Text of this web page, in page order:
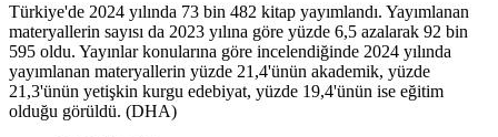
Türkiye'de 2024 yılında 73 bin 482 kitap yayımlandı. Yayımlanan
materyallerin sayısı da 2023 yılına göre yüzde 6,5 azalarak 92 bin
595 oldu. Yayınlar konularına göre incelendiğinde 2024 yılında
yayımlanan materyallerin yüzde 21,4'ünün akademik, yüzde
21,3'ünün yetişkin kurgu edebiyat, yüzde 19,4'ünün ise eğitim
olduğu görüldü. (DHA)